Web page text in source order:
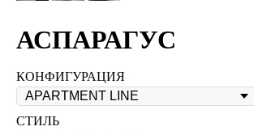
АСПАРАГУС
КОНФИГУРАЦИЯ
СТИЛЬ